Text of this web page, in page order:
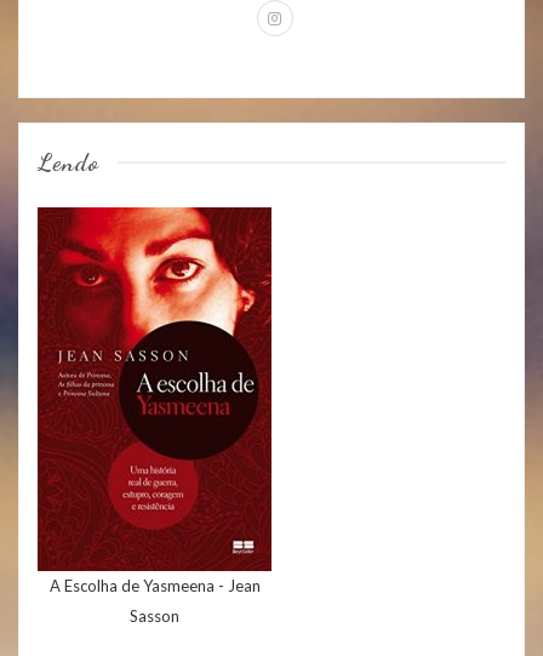
Lendo
A Escolha de Yasmeena - Jean
Sasson